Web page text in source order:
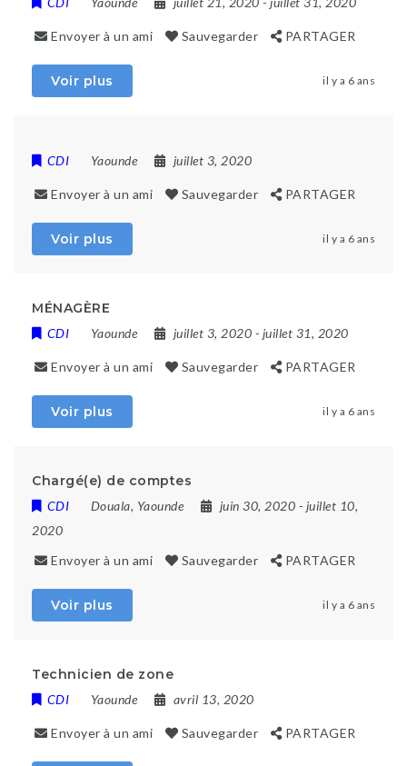
Envoyer à un ami Sauvegarder PARTAGER
Voir plus il y a 6 ans
CDI Yaounde juillet 3, 2020
Envoyer à un ami Sauvegarder PARTAGER
Voir plus il y a 6 ans
MÉNAGÈRE
CDI Yaounde juillet 3, 2020 - juillet 31, 2020
Envoyer à un ami Sauvegarder PARTAGER
Voir plus il y a 6 ans
Chargé(e) de comptes
CDI Douala, Yaounde juin 30, 2020 - juillet 10,
2020
Envoyer à un ami
Sauvegarder PARTAGER
Voir plus il y a 6 ans
Technicien de zone
CDI Yaounde avril 13, 2020
Envoyer à un ami Sauvegarder PARTAGER